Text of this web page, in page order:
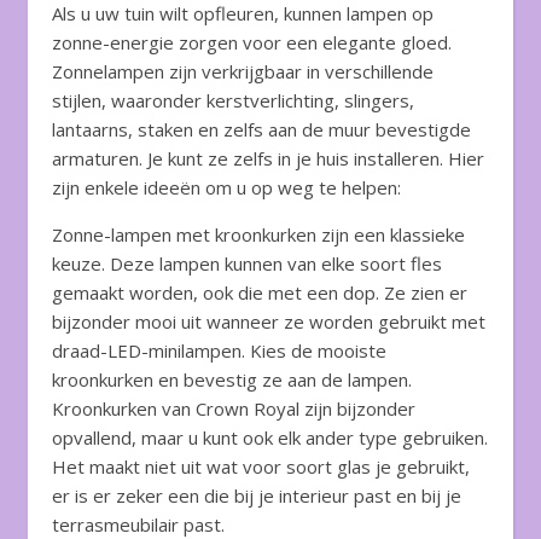
Als u uw tuin wilt opfleuren, kunnen lampen op
zonne-energie zorgen voor een elegante gloed.
Zonnelampen zijn verkrijgbaar in verschillende
stijlen, waaronder kerstverlichting, slingers,
lantaarns, staken en zelfs aan de muur bevestigde
armaturen. Je kunt ze zelfs in je huis installeren. Hier
zijn enkele ideeën om u op weg te helpen:
Zonne-lampen met kroonkurken zijn een klassieke
keuze. Deze lampen kunnen van elke soort fles
gemaakt worden, ook die met een dop. Ze zien er
bijzonder mooi uit wanneer ze worden gebruikt met
draad-LED-minilampen. Kies de mooiste
kroonkurken en bevestig ze aan de lampen.
Kroonkurken van Crown Royal zijn bijzonder
opvallend, maar u kunt ook elk ander type gebruiken.
Het maakt niet uit wat voor soort glas je gebruikt,
er is er zeker een die bij je interieur past en bij je
terrasmeubilair past.